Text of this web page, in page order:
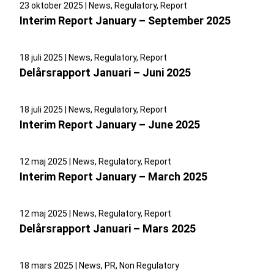
23 oktober 2025 | News, Regulatory, Report
Interim Report January – September 2025
18 juli 2025 | News, Regulatory, Report
Delårsrapport Januari – Juni 2025
18 juli 2025 | News, Regulatory, Report
Interim Report January – June 2025
12 maj 2025 | News, Regulatory, Report
Interim Report January – March 2025
12 maj 2025 | News, Regulatory, Report
Delårsrapport Januari – Mars 2025
18 mars 2025 | News, PR, Non Regulatory